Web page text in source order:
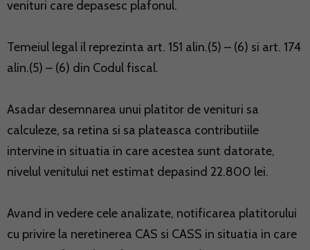
venituri care depasesc plafonul.
Temeiul legal il reprezinta art. 151 alin.(5) – (6) si art. 174
alin.(5) – (6) din Codul fiscal.
Asadar desemnarea unui platitor de venituri sa
calculeze, sa retina si sa plateasca contributiile
intervine in situatia in care acestea sunt datorate,
nivelul venitului net estimat depasind 22.800 lei.
Avand in vedere cele analizate, notificarea platitorului
cu privire la neretinerea CAS si CASS in situatia in care